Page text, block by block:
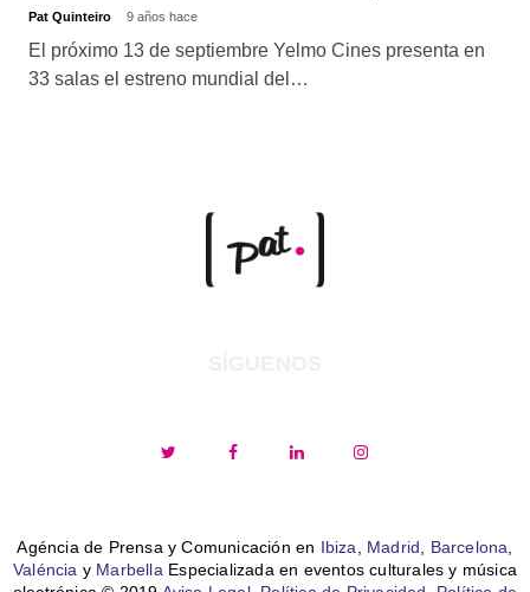
Pat Quinteiro 9 años hace
El próximo 13 de septiembre Yelmo Cines presenta en
33 salas el estreno mundial del…
Agéncia de Prensa y Comunicación en Ibiza, Madrid, Barcelona,
Valéncia y MarbellaEspecializada en eventos culturales y música